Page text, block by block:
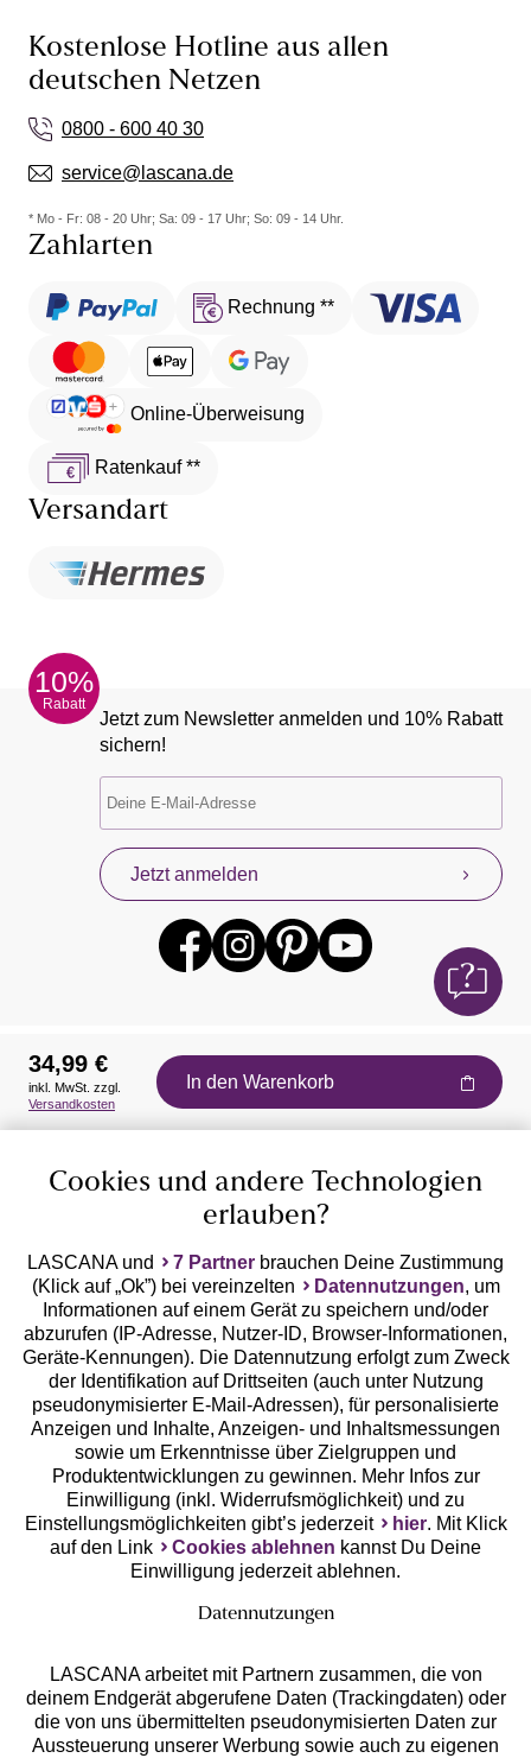
Kostenlose Hotline aus allen
deutschen Netzen
0800 - 600 40 30
service@lascana.de
* Mo - Fr: 08 - 20 Uhr; Sa: 09 - 17 Uhr; So: 09 - 14 Uhr.
Zahlarten
Rechnung **
Online-Überweisung
Ratenkauf **
Versandart
10%
Rabatt
Jetzt zum Newsletter anmelden und 10% Rabatt
sichern!
Jetzt anmelden
Auszeichnungen
Geprüfte Sicherheit
Unsere Apps
Services
34,99 €
inkl. MwSt. zzgl.
Versandkosten
In den Warenkorb
Cookies und andere Technologien
erlauben?
LASCANA und 7 Partner brauchen Deine Zustimmung
(Klick auf „Ok”) bei vereinzelten
Datennutzungen, um
Informationen auf einem Gerät zu speichern und/oder
abzurufen (IP-Adresse, Nutzer-ID, Browser-Informationen,
Geräte-Kennungen). Die Datennutzung erfolgt zum Zweck
der Identifikation auf Drittseiten (auch unter Nutzung
pseudonymisierter E-Mail-Adressen), für personalisierte
Anzeigen und Inhalte, Anzeigen- und Inhaltsmessungen
sowie um Erkenntnisse über Zielgruppen und
Produktentwicklungen zu gewinnen. Mehr Infos zur
Einwilligung (inkl. Widerrufsmöglichkeit) und zu
Einstellungsmöglichkeiten gibt’s jederzeit
hier. Mit Klick
auf den Link
Cookies ablehnen kannst Du Deine
Einwilligung jederzeit ablehnen.
Datennutzungen
LASCANA arbeitet mit Partnern zusammen, die von
deinem Endgerät abgerufene Daten (Trackingdaten) oder
die von uns übermittelten pseudonymisierten Daten zur
Aussteuerung unserer Werbung sowie auch zu eigenen